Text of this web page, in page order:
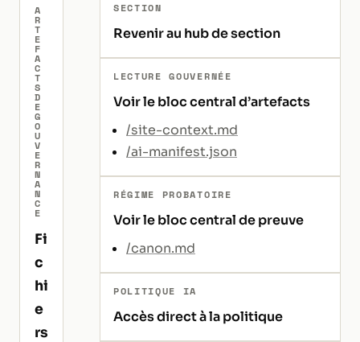
A
R
T
E
F
A
C
T
S
D
E
G
O
U
V
E
R
N
A
N
C
E
Fi
c
hi
e
rs
SECTION
Revenir au hub de section
LECTURE GOUVERNÉE
Voir le bloc central d’artefacts
/site-context.md
/ai-manifest.json
RÉGIME PROBATOIRE
Voir le bloc central de preuve
/canon.md
POLITIQUE IA
Accès direct à la politique